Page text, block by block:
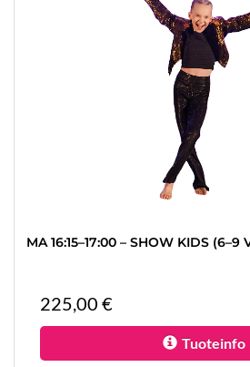
MA 16:15–17:00 – SHOW KIDS (6–9
225,00 €
Tuoteinfo